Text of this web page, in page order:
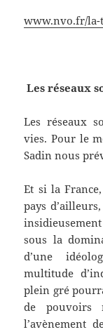
www.nvo.fr/
Les réseaux
Les réseaux
vies. Pour le
Sadin nous
Et si la
pays
sous la
d’une
multitude
plein gré
de pouvoirs
l’avènement